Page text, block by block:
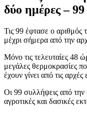
δύο ημέρες –
Τις 99 έφτασε ο
μέχρι σήμερα από την
Μόνο τις τελευταίες 48
μεγάλες θερμοκρασίες
έχουν γίνει από τις
Οι 99 συλλήψεις από
αγροτικές και δασικές